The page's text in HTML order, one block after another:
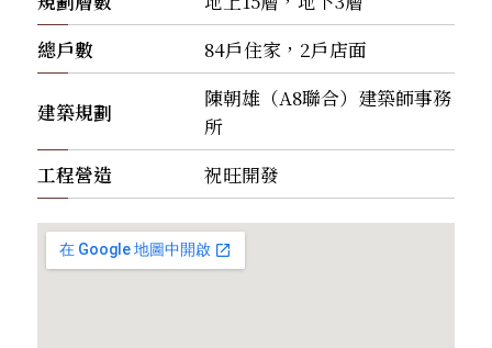
總戶數
84戶住家，2戶店面
建築規劃
陳朝雄（A8聯合）建築師事務
所
工程營造
祝旺開發